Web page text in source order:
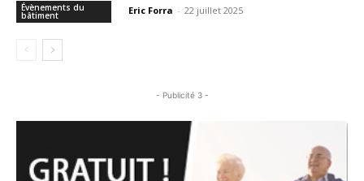
Évènements du
bâtiment Eric Forra - 22 juillet 2025
- Publicité 3 -